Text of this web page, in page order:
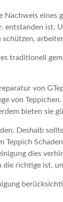
entstanden
traditionell
von
von
bieten sie
Deshalb
dies
richtige ist,